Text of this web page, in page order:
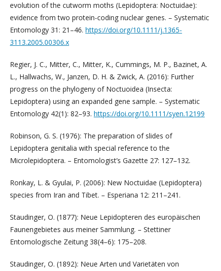
evolution of the cutworm moths (Lepidoptera: Noctuidae):
evidence from two protein-coding nuclear genes. – Systematic
Entomology 31: 21–46. https://doi.org/10.1111/j.1365-
3113.2005.00306.x
Regier, J. C., Mitter, C., Mitter, K., Cummings, M. P., Bazinet, A.
L., Hallwachs, W., Janzen, D. H. & Zwick, A. (2016): Further
progress on the phylogeny of Noctuoidea (Insecta:
Lepidoptera) using an expanded gene sample. – Systematic
Entomology 42(1): 82–93. https://doi.org/10.1111/syen.12199
Robinson, G. S. (1976): The preparation of slides of
Lepidoptera genitalia with special reference to the
Microlepidoptera. – Entomologist’s Gazette 27: 127–132.
Ronkay, L. & Gyulai, P. (2006): New Noctuidae (Lepidoptera)
species from Iran and Tibet. – Esperiana 12: 211–241.
Staudinger, O. (1877): Neue Lepidopteren des europäischen
Faunengebietes aus meiner Sammlung. – Stettiner
Entomologische Zeitung 38(4–6): 175–208.
Staudinger, O. (1892): Neue Arten und Varietäten von